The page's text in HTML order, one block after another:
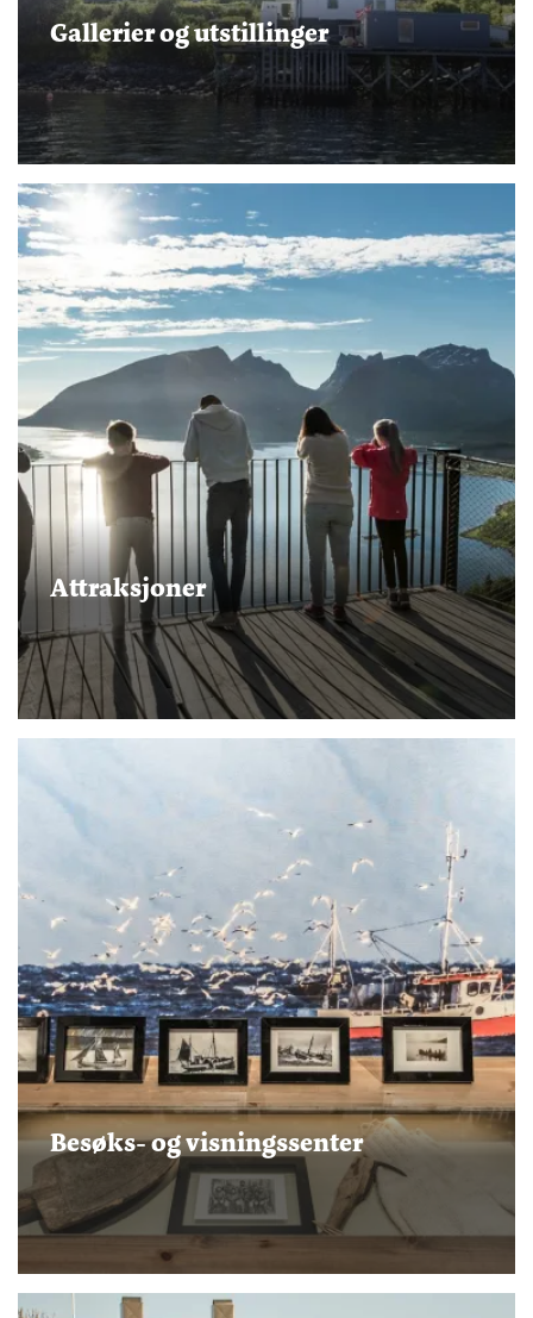
Gallerier og utstillinger
Attraksjoner
Besøks- og visningssenter